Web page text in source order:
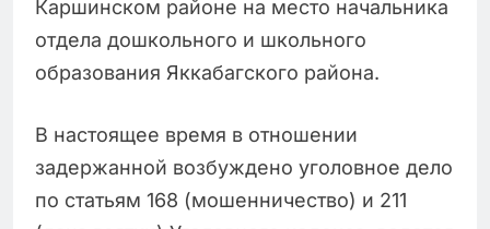
Каршинском районе на место начальника
отдела дошкольного и школьного
образования Яккабагского района.
В настоящее время в отношении
задержанной возбуждено уголовное дело
по статьям 168 (мошенничество) и 211